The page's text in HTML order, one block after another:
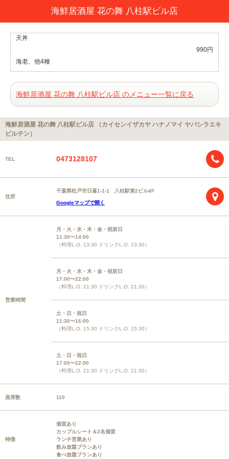
海鮮居酒屋 花の舞 八柱駅ビル店
天丼
990円
海老、他4種
海鮮居酒屋 花の舞 八柱駅ビル店 のメニュー一覧に戻る
海鮮居酒屋 花の舞 八柱駅ビル店 （カイセンイザカヤ ハナノマイ ヤバシラエキ
ビルテン）
TEL 0473128107
住所
千葉県松戸市日暮1-1-1 八柱駅第2ビル4F
Googleマップで開く
営業時間
月・火・水・木・金・祝前日
11:30〜14:00
（料理L.O. 13:30 ドリンクL.O. 13:30）
月・火・水・木・金・祝前日
17:00〜22:00
（料理L.O. 21:30 ドリンクL.O. 21:30）
土・日・祝日
11:30〜16:00
（料理L.O. 15:30 ドリンクL.O. 15:30）
土・日・祝日
17:00〜22:00
（料理L.O. 21:30 ドリンクL.O. 21:30）
座席数 110
特徴
個室あり
カップルシート＆2名個室
ランチ営業あり
飲み放題プランあり
食べ放題プランあり